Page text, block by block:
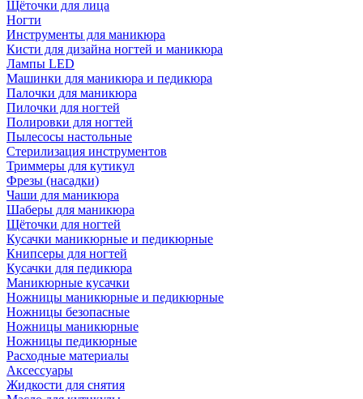
Щёточки для лица
Ногти
Инструменты для маникюра
Кисти для дизайна ногтей и маникюра
Лампы LED
Машинки для маникюра и педикюра
Палочки для маникюра
Пилочки для ногтей
Полировки для ногтей
Пылесосы настольные
Стерилизация инструментов
Триммеры для кутикул
Фрезы (насадки)
Чаши для маникюра
Шаберы для маникюра
Щёточки для ногтей
Кусачки маникюрные и педикюрные
Книпсеры для ногтей
Кусачки для педикюра
Маникюрные кусачки
Ножницы маникюрные и педикюрные
Ножницы безопасные
Ножницы маникюрные
Ножницы педикюрные
Расходные материалы
Аксессуары
Жидкости для снятия